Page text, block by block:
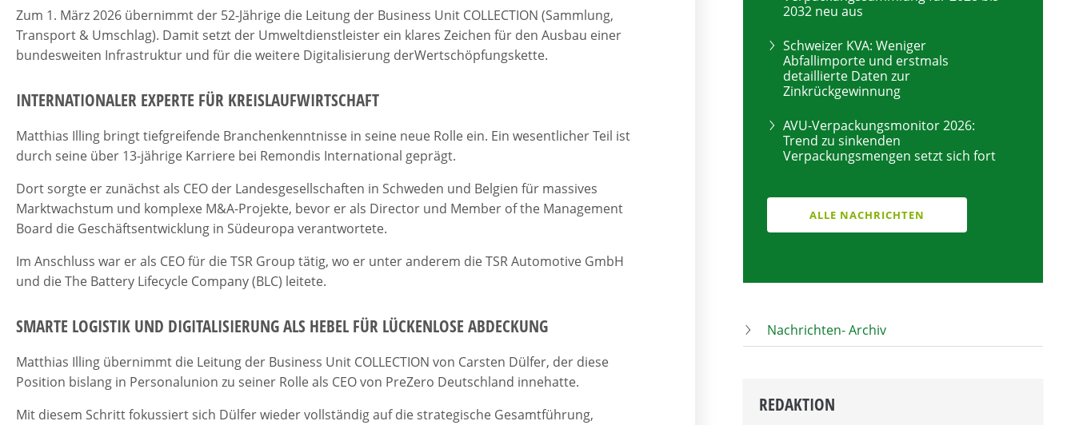
Zum 1. März 2026 übernimmt der 52-Jährige die Leitung der Business Unit COLLECTION (Sammlung,
Transport & Umschlag). Damit setzt der Umweltdienstleister ein klares Zeichen für den Ausbau einer
bundesweiten Infrastruktur und für die weitere Digitalisierung derWertschöpfungskette.
INTERNATIONALER EXPERTE FÜR KREISLAUFWIRTSCHAFT
Matthias Illing bringt tiefgreifende Branchenkenntnisse in seine neue Rolle ein. Ein wesentlicher Teil ist
durch seine über 13-jährige Karriere bei Remondis International geprägt.
Dort sorgte er zunächst als CEO der Landesgesellschaften in Schweden und Belgien für massives
Marktwachstum und komplexe M&A-Projekte, bevor er als Director und Member of the Management
Board die Geschäftsentwicklung in Südeuropa verantwortete.
Im Anschluss war er als CEO für die TSR Group tätig, wo er unter anderem die TSR Automotive GmbH
und die The Battery Lifecycle Company (BLC) leitete.
SMARTE LOGISTIK UND DIGITALISIERUNG ALS HEBEL FÜR LÜCKENLOSE ABDECKUNG
Matthias Illing übernimmt die Leitung der Business Unit COLLECTION von Carsten Dülfer, der diese
Position bislang in Personalunion zu seiner Rolle als CEO von PreZero Deutschland innehatte.
Mit diesem Schritt fokussiert sich Dülfer wieder vollständig auf die strategische Gesamtführung,
2032 neu aus
Schweizer KVA: Weniger
Abfallimporte und erstmals
detaillierte Daten zur
Zinkrückgewinnung
AVU-Verpackungsmonitor 2026:
Trend zu sinkenden
Verpackungsmengen setzt sich fort
ALLE NACHRICHTEN
Nachrichten- Archiv
REDAKTION